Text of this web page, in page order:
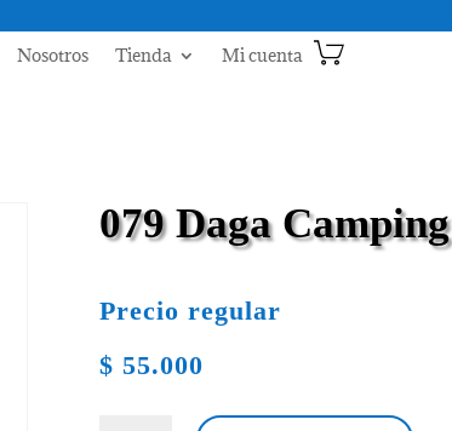
Nosotros Tienda Mi cuenta
079 Daga Camping
Precio regular
$ 55.000